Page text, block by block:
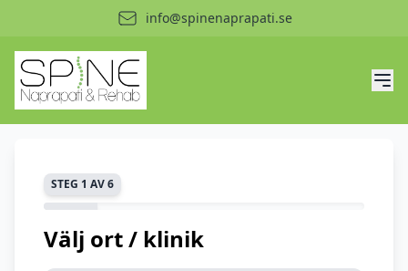
info@spinenaprapati.se
STEG 1 AV 6
Välj ort / klinik